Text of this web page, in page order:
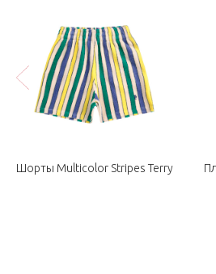
Шорты Multicolor Stripes Terry